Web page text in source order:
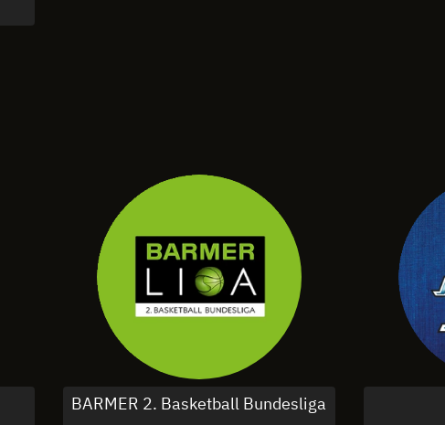
BARMER 2. Basketball Bundesliga